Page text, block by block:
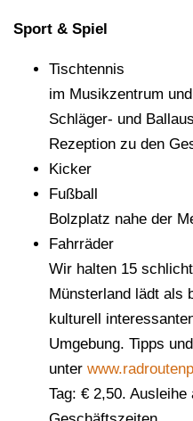
Sport & Spiel
Tischtennis
im Musikzentrum
Schläger- und
Rezeption zu den
Kicker
Fußball
Bolzplatz nahe der
Fahrräder
Wir halten 15
Münsterland lädt als
kulturell
Umgebung. Tipps
unter
Tag: € 2,50.